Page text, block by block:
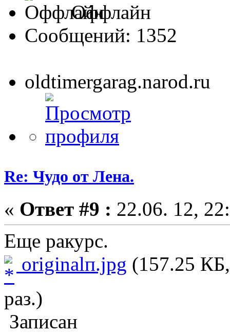
Оффлайн
Сообщений: 1352
oldtimergarag.narod.ru
Re: Чудо от Лена.
« Ответ #9 : 22.06. 12,
Еще ракурс.
originalп.jpg (157.25
раз.)
Записан